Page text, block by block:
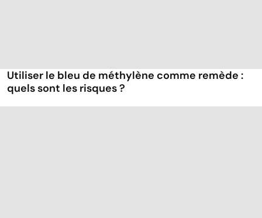
Utiliser le bleu de méthylène comme remède :
quels sont les risques ?